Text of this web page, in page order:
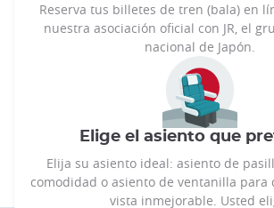
Reserva tus billetes de tren (bala) en
nuestra asociación oficial con JR, el
nacional de Japón.
Elige el asiento que
Elija su asiento ideal: asiento de
comodidad o asiento de ventanilla
vista inmejorable. Usted